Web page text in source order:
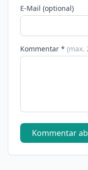
E-Mail (optional)
Kommentar * (max.
Kommentar